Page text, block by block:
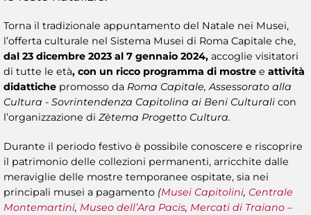
Torna il tradizionale appuntamento del Natale nei Musei,
l’offerta culturale nel Sistema Musei di Roma Capitale che,
dal 23 dicembre 2023 al 7 gennaio 2024, accoglie visitatori
di tutte le età, con un ricco programma di mostre e attività
didattiche promosso da Roma Capitale, Assessorato alla
Cultura - Sovrintendenza Capitolina ai Beni Culturali con
l’organizzazione di Zètema Progetto Cultura.
Durante il periodo festivo è possibile conoscere e riscoprire
il patrimonio delle collezioni permanenti, arricchite dalle
meraviglie delle mostre temporanee ospitate, sia nei
principali musei a pagamento (Musei Capitolini, Centrale
Montemartini, Museo dell’Ara Pacis, Mercati di Traiano –